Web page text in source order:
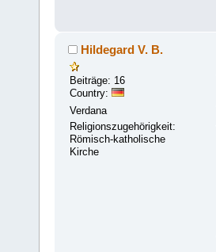
Hildegard V. B.
Beiträge: 16
Country:
Verdana
Religionszugehörigkeit:
Römisch-katholische
Kirche